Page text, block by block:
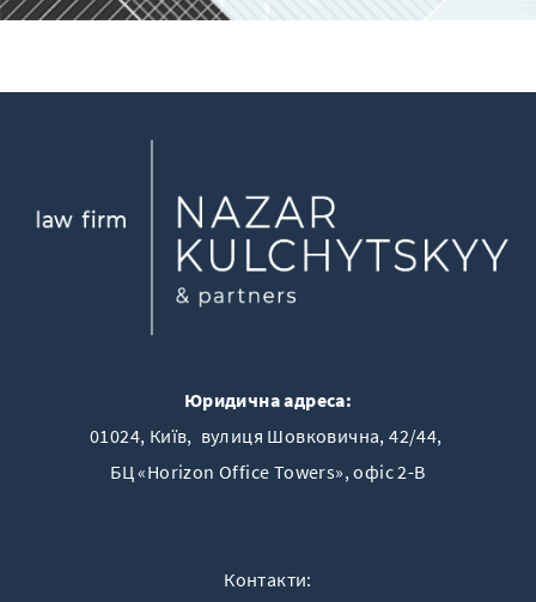
Юридична адреса:
01024, Київ, вулиця Шовковична, 42/44,
БЦ «Horizon Offiсe Towers», офіс 2-B
Контакти: